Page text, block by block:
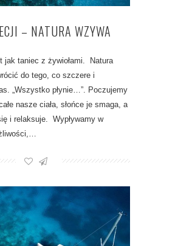
– NATURA WZYWA
jak taniec z żywiołami. Natura
do tego, co szczere i
„Wszystko płynie…”. Poczujemy
nasze ciała, słońce je smaga, a
i relaksuje. Wypływamy w